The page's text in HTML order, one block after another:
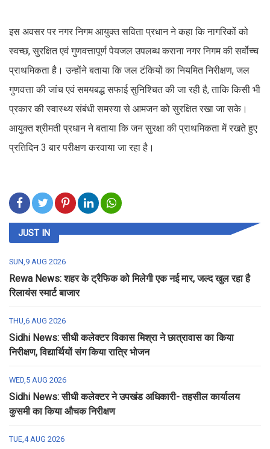
इस अवसर पर नगर निगम आयुक्त सविता प्रधान ने कहा कि नागरिकों को
स्वच्छ, सुरक्षित एवं गुणवत्तापूर्ण पेयजल उपलब्ध कराना नगर निगम की सर्वोच्च
प्राथमिकता है। उन्होंने बताया कि जल टंकियों का नियमित निरीक्षण, जल
गुणवत्ता की जांच एवं समयबद्ध सफाई सुनिश्चित की जा रही है, ताकि किसी भी
प्रकार की स्वास्थ्य संबंधी समस्या से आमजन को सुरक्षित रखा जा सके।
आयुक्त श्रीमती प्रधान ने बताया कि जन सुरक्षा की प्राथमिकता में रखते हुए
प्रतिदिन 3 बार परीक्षण करवाया जा रहा है।
JUST IN
SUN,9 AUG 2026
Rewa News: शहर के ट्रैफिक को मिलेगी एक नई मार, जल्द खुल रहा है
रिलायंस स्मार्ट बाजार
THU,6 AUG 2026
Sidhi News: सीधी कलेक्टर विकास मिश्रा ने छात्रावास का किया
निरीक्षण, विद्यार्थियों संग किया रात्रि भोजन
WED,5 AUG 2026
Sidhi News: सीधी कलेक्टर ने उपखंड अधिकारी- तहसील कार्यालय
कुसमी का किया औचक निरीक्षण
TUE,4 AUG 2026